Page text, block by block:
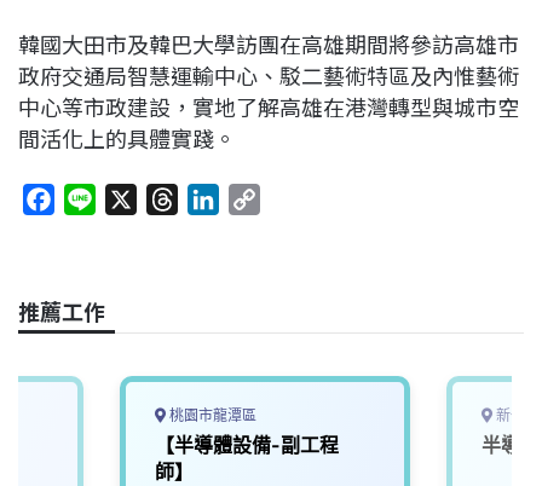
韓國大田市及韓巴大學訪團在高雄期間將參訪高雄市
政府交通局智慧運輸中心、駁二藝術特區及內惟藝術
中心等市政建設，實地了解高雄在港灣轉型與城市空
間活化上的具體實踐。
e
b
o
a
s
e
I
n
L
n
推薦工作
桃園市龍潭區
【半導體設備-副工程
師】
新竹
半導